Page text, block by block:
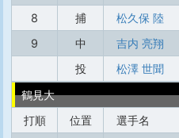
8
捕 松久保 陸
9
中 吉内 亮翔
投
松澤 世聞
鶴見大
打順
位置 選手名